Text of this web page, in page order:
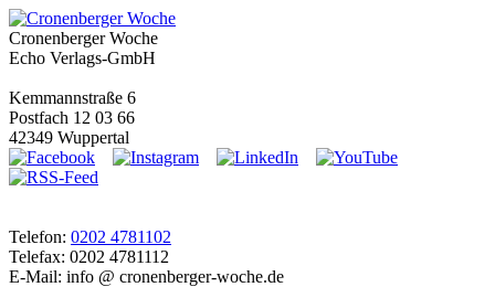
Cronenberger Woche
Echo Verlags-GmbH
Kemmannstraße 6
Postfach 12 03 66
42349 Wuppertal
Telefon: 0202 4781102
Telefax: 0202 4781112
E-Mail: info @ cronenberger-woche.de